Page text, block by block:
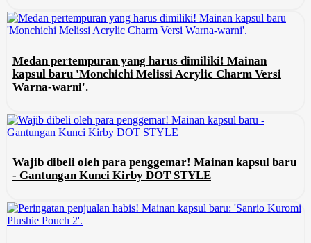
Medan pertempuran yang harus dimiliki! Mainan
kapsul baru 'Monchichi Melissi Acrylic Charm Versi
Warna-warni'.
Wajib dibeli oleh para penggemar! Mainan kapsul baru
- Gantungan Kunci Kirby DOT STYLE